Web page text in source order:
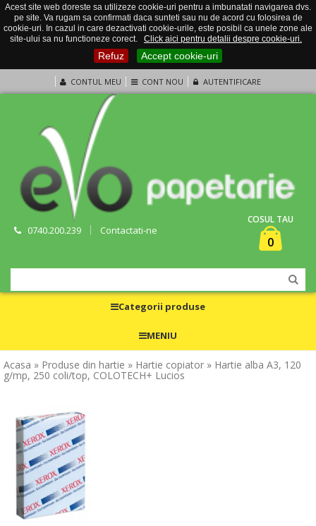
Acest site web doreste sa utilizeze cookie-uri pentru a imbunatati navigarea dvs.
pe site. Va rugam sa confirmati daca sunteti sau nu de acord cu folosirea de
cookie-uri. In cazul in care dezactivati cookie-urile, este posibil ca unele zone ale
site-ului sa nu functioneze corect.
Click aici pentru detalii despre cookie-uri.
Refuz Accept cookie-uri
CONTUL MEU CONT NOU AUTENTIFICARE
0740.200.239 Contactati-ne
COSUL TAU
0
Categorii produse
MENIU
Acasa » Produse din hartie » Hartie copiator » Hartie alba A3, 120
g/mp, 250 coli/top, COLOTECH+ Lucios